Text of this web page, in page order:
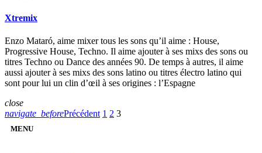
Xtremix
Enzo Mataró, aime mixer tous les sons qu’il aime : House,
Progressive House, Techno. Il aime ajouter à ses mixs des sons ou
titres Techno ou Dance des années 90. De temps à autres, il aime
aussi ajouter à ses mixs des sons latino ou titres électro latino qui
sont pour lui un clin d’œil à ses origines : l’Espagne
close
navigate_beforePrécédent 1 2 3
MENU